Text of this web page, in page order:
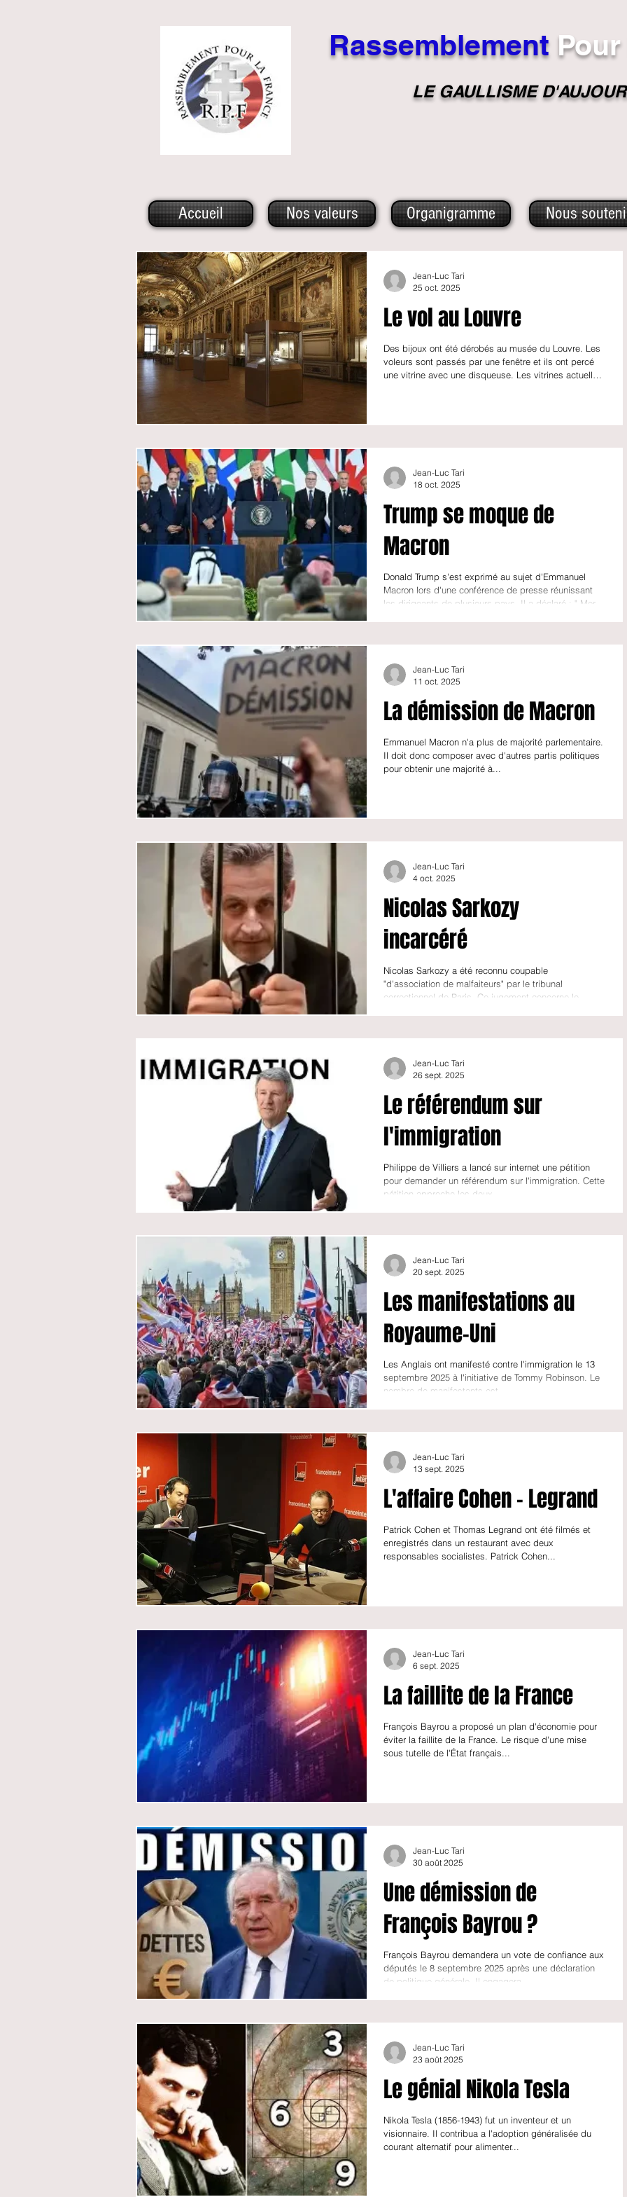
Rassemblement Pour
LE GAULLISME D'A
Accueil Nos valeurs Organigramme Nous
Le vol au Louvre
Des bijoux ont été dérobés au musée du Louvre. Les
voleurs sont passés par une fenêtre et ils ont percé
une vitrine avec une disqueuse. Les vitrines actuelles
monde et elle a provoqué la stupéfaction.
Jean-Luc Tari
25 oct. 2025
Trump se moque de
Macron
Donald Trump s'est exprimé au sujet d'Emmanuel
Macron lors d'une conférence de presse réunissant
les dirigeants de plusieurs pays. Il a déclaré : " Merci
discrétion aujourd'hui ". Cette déclaration a provoqué
présents derrière Donald Trump.
https://youtu.be/q_icJts7PwQ
Jean-Luc Tari
18 oct. 2025
La démission de Macron
Emmanuel Macron n'a plus de majorité parlementaire.
Il doit donc composer avec d'autres partis politiques
pour obtenir une majorité à...
Jean-Luc Tari
11 oct. 2025
Nicolas Sarkozy
incarcéré
Nicolas Sarkozy a été reconnu coupable
"d'association de malfaiteurs" par le tribunal
correctionnel de Paris. Ce jugement concerne le...
Jean-Luc Tari
4 oct. 2025
Le référendum sur
l'immigration
Philippe de Villiers a lancé sur internet une pétition
pour demander un référendum sur l'immigration. Cette
pétition approche les deux...
Jean-Luc Tari
26 sept. 2025
Les manifestations au
Royaume-Uni
Les Anglais ont manifesté contre l'immigration le 13
septembre 2025 à l'initiative de Tommy Robinson. Le
nombre de manifestants est...
Jean-Luc Tari
20 sept. 2025
L'affaire Cohen - Legrand
Patrick Cohen et Thomas Legrand ont été filmés et
enregistrés dans un restaurant avec deux
responsables socialistes. Patrick Cohen...
Jean-Luc Tari
13 sept. 2025
La faillite de la France
François Bayrou a proposé un plan d'économie pour
éviter la faillite de la France. Le risque d'une mise
sous tutelle de l'État français...
Jean-Luc Tari
6 sept. 2025
Une démission de
François Bayrou ?
François Bayrou demandera un vote de confiance aux
députés le 8 septembre 2025 après une déclaration
de politique générale. Il engagera...
Jean-Luc Tari
30 août 2025
Le génial Nikola Tesla
Nikola Tesla (1856-1943) fut un inventeur et un
visionnaire. Il contribua a l'adoption généralisée du
courant alternatif pour alimenter...
Jean-Luc Tari
23 août 2025